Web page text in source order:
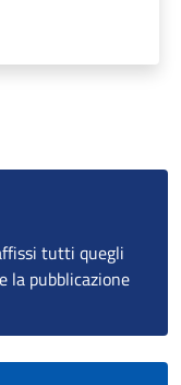
tutti quegli
la pubblicazione